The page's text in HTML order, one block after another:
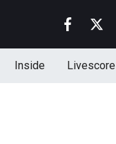
Inside Livescore